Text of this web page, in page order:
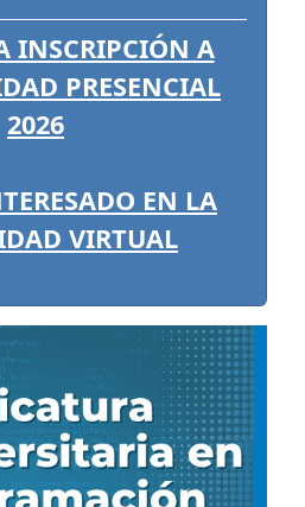
INSCRIPCIÓN A
PRESENCIAL
2026
EN LA
VIRTUAL